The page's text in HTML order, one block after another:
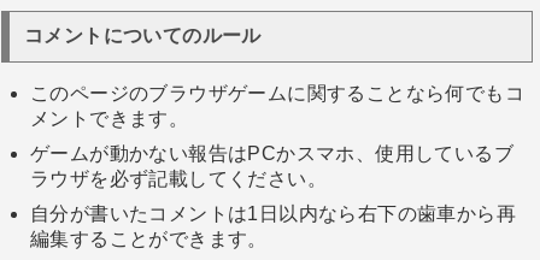
コメントについてのルール
このページのブラウザゲームに関することなら何でもコ
メントできます。
ゲームが動かない報告はPCかスマホ、使用しているブ
ラウザを必ず記載してください。
自分が書いたコメントは1日以内なら右下の歯車から再
編集することができます。